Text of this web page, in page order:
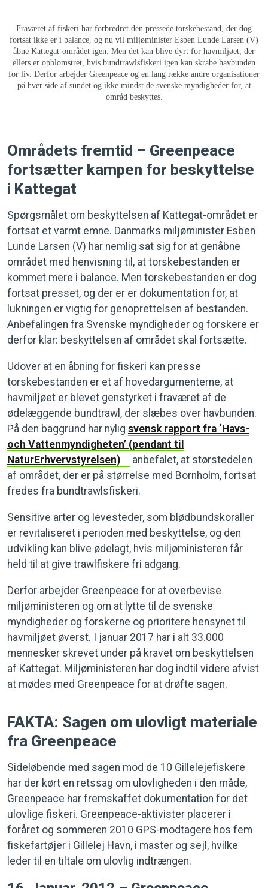
Fraværet af fiskeri har forbredret den pressede torskebestand, der dog
fortsat ikke er i balance, og nu vil miljøminister Esben Lunde Larsen (V)
åbne Kattegat-området igen. Men det kan blive dyrt for havmiljøet, der
ellers er opblomstret, hvis bundtrawlsfiskeri igen kan skrabe havbunden
for liv. Derfor arbejder Greenpeace og en lang række andre organisationer
på hver side af sundet og ikke mindst de svenske myndigheder for, at
områd beskyttes.
Områdets fremtid – Greenpeace
fortsætter kampen for beskyttelse
i Kattegat
Spørgsmålet om beskyttelsen af Kattegat-området er
fortsat et varmt emne. Danmarks miljøminister Esben
Lunde Larsen (V) har nemlig sat sig for at genåbne
området med henvisning til, at torskebestanden er
kommet mere i balance. Men torskebestanden er dog
fortsat presset, og der er er dokumentation for, at
lukningen er vigtig for genoprettelsen af bestanden.
Anbefalingen fra Svenske myndigheder og forskere er
derfor klar: beskyttelsen af området skal fortsætte.
Udover at en åbning for fiskeri kan presse
torskebestanden er et af hovedargumenterne, at
havmiljøet er blevet genstyrket i fraværet af de
ødelæggende bundtrawl, der slæbes over havbunden.
På den baggrund har nylig svensk rapport fra ‘Havs-
och Vattenmyndigheten’ (pendant til
NaturErhvervstyrelsen)
anbefalet, at størstedelen
af området, der er på størrelse med Bornholm, fortsat
fredes fra bundtrawlsfiskeri.
Sensitive arter og levesteder, som blødbundskoraller
er revitaliseret i perioden med beskyttelse, og den
udvikling kan blive ødelagt, hvis miljøministeren får
held til at give trawlfiskere fri adgang.
Derfor arbejder Greenpeace for at overbevise
miljøministeren og om at lytte til de svenske
myndigheder og forskerne og prioritere hensynet til
havmiljøet øverst. I januar 2017 har i alt 33.000
mennesker skrevet under på kravet om beskyttelsen
af Kattegat. Miljøministeren har dog indtil videre afvist
at mødes med Greenpeace for at drøfte sagen.
FAKTA: Sagen om ulovligt materiale
fra Greenpeace
Sideløbende med sagen mod de 10 Gillelejefiskere
har der kørt en retssag om ulovligheden i den måde,
Greenpeace har fremskaffet dokumentation for det
ulovlige fiskeri. Greenpeace-aktivister placerer i
foråret og sommeren 2010 GPS-modtagere hos fem
fiskefartøjer i Gillelej Havn, i master og sejl, hvilke
leder til en tiltale om ulovlig indtrængen.